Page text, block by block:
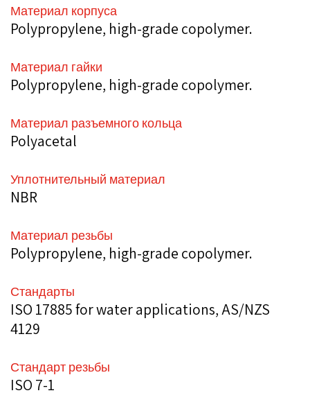
Материал корпуса
Polypropylene, high-grade copolymer.
Материал гайки
Polypropylene, high-grade copolymer.
Материал разъемного кольца
Polyacetal
Уплотнительный материал
NBR
Материал резьбы
Polypropylene, high-grade copolymer.
Стандарты
ISO 17885 for water applications, AS/NZS
4129
Стандарт резьбы
ISO 7-1